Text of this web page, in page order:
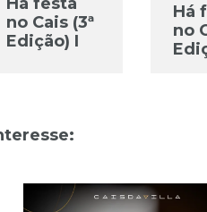
no Cais (3ª
Edição) I
Há
no